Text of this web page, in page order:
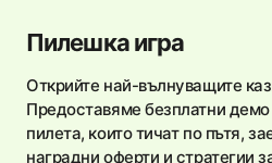
Пилешка игра
Открийте най-вълнуващите
Предоставяме безплатни демо
пилета, които тичат по пътя,
наградни оферти и стратегии